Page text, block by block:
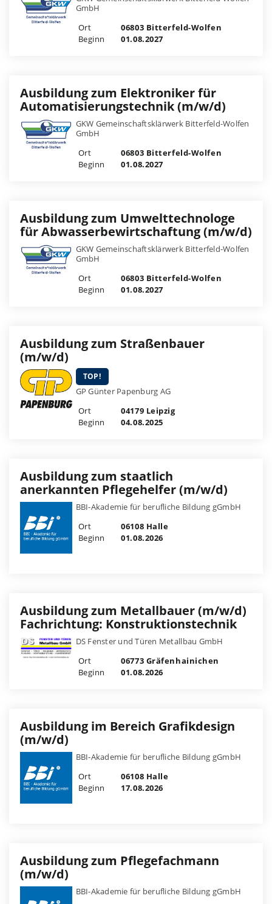
GmbH
Ort
06803 Bitterfeld-Wolfen
Beginn
01.08.2027
Ausbildung zum Elektroniker für
Automatisierungstechnik (m/w/d)
GKW Gemeinschaftsklärwerk Bitterfeld-Wolfen
GmbH
Ort
06803 Bitterfeld-Wolfen
Beginn
01.08.2027
Ausbildung zum Umwelttechnologe
für Abwasserbewirtschaftung (m/w/d)
GKW Gemeinschaftsklärwerk Bitterfeld-Wolfen
GmbH
Ort
06803 Bitterfeld-Wolfen
Beginn
01.08.2027
Ausbildung zum Straßenbauer
(m/w/d)
TOP!
GP Günter Papenburg AG
Ort
04179 Leipzig
Beginn
04.08.2025
Ausbildung zum staatlich
anerkannten Pflegehelfer (m/w/d)
BBI-Akademie für berufliche Bildung gGmbH
Ort
06108 Halle
Beginn
01.08.2026
Ausbildung zum Metallbauer (m/w/d)
Fachrichtung: Konstruktionstechnik
DS Fenster und Türen Metallbau GmbH
Ort
06773 Gräfenhainichen
Beginn
01.08.2026
Ausbildung im Bereich Grafikdesign
(m/w/d)
BBI-Akademie für berufliche Bildung gGmbH
Ort
06108 Halle
Beginn
17.08.2026
Ausbildung zum Pflegefachmann
(m/w/d)
BBI-Akademie für berufliche Bildung gGmbH